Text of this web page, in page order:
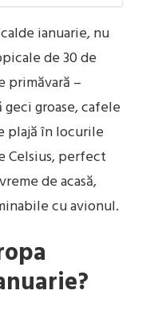
ianuarie, nu
de 30 de
primăvară –
groase, cafele
plajă în locurile
Celsius, perfect
de acasă,
cu avionul.